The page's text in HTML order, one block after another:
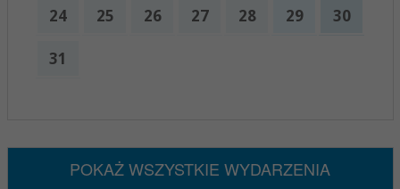
24 25 26 27 28 29 30
31
POKAŻ WSZYSTKIE WYDARZENIA